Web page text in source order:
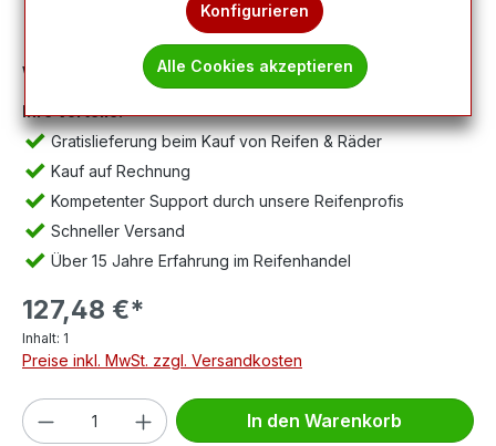
Wichtig: Abbildung kann abweichen, Lieferung ohne Felge.
Ihre Vorteile:
Gratislieferung beim Kauf von Reifen & Räder
Kauf auf Rechnung
Kompetenter Support durch unsere Reifenprofis
Schneller Versand
Über 15 Jahre Erfahrung im Reifenhandel
127,48 €*
Inhalt: 1
Preise inkl. MwSt. zzgl. Versandkosten
Produkt Anzahl: Gib den gewünschten
In den Warenkorb
Konfigurieren
Alle Cookies akzeptieren